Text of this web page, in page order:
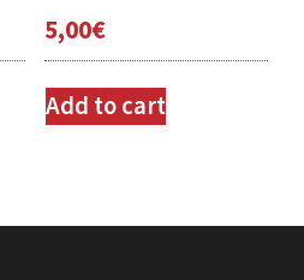
5,00€
Add to cart